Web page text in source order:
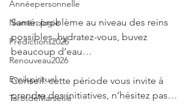
Annéepersonnelle
Numérologie
Prédictions2026
Renouveau2026
Eveilspirituel
TarotdeMarseille
Santé: problème au niveau des reins
possibles, hydratez-vous, buvez
beaucoup d’eau…
Conseil: cette période vous invite à
prendre des initiatives, n’hésitez pas…